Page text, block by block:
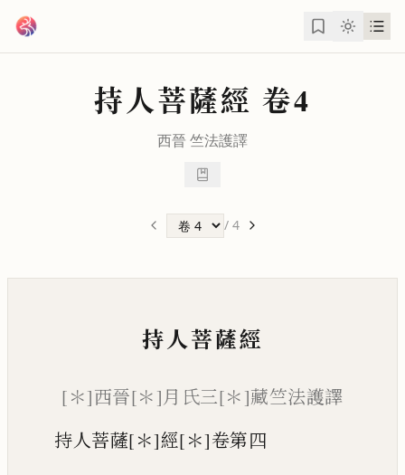
持人菩薩經 卷4
西晉 竺法護譯
/ 4
持人菩薩經
[＊]西晉[＊]月氏三[＊]藏竺法護譯
持人菩薩[＊]經[＊]卷第四